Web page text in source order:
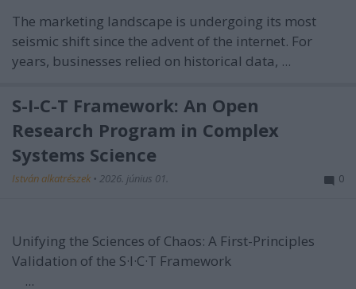
The marketing landscape is undergoing its most
seismic shift since the advent of the internet. For
years, businesses relied on historical data, ...
S-I-C-T Framework: An Open
Research Program in Complex
Systems Science
István alkatrészek • 2026. június 01. 0
Unifying the Sciences of Chaos: A First-Principles
Validation of the S·I·C·T Framework
...